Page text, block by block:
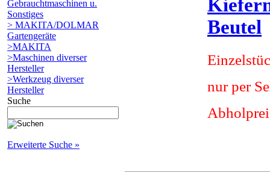
Gebrauchtmaschinen u.
Sonstiges
> MAKITA/DOLMAR
Gartengeräte
>MAKITA
>Maschinen diverser
Hersteller
>Werkzeug diverser
Hersteller
Suche
Erweiterte Suche »
Beutel
nur per